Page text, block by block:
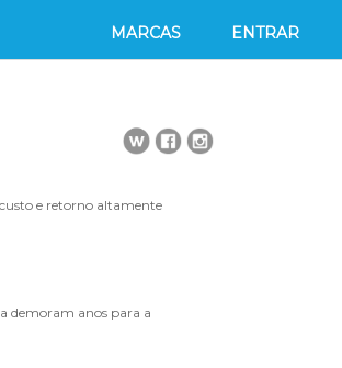
MARCAS ENTRAR
e retorno altamente
demoram anos para a